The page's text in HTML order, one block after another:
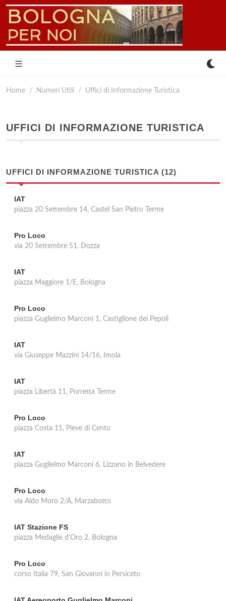
Home Numeri Utili Uffici di Informazione Turistica
UFFICI DI INFORMAZIONE TURISTICA
UFFICI DI INFORMAZIONE TURISTICA (12)
IAT
piazza 20 Settembre 14, Castel San Pietro Terme
Pro Loco
via 20 Settembre 51, Dozza
IAT
piazza Maggiore 1/E, Bologna
Pro Loco
piazza Guglielmo Marconi 1, Castiglione dei Pepoli
IAT
via Giuseppe Mazzini 14/16, Imola
IAT
piazza Libertà 11, Porretta Terme
Pro Loco
piazza Costa 11, Pieve di Cento
IAT
piazza Guglielmo Marconi 6, Lizzano in Belvedere
Pro Loco
via Aldo Moro 2/A, Marzabotto
IAT Stazione FS
piazza Medaglie d'Oro 2, Bologna
Pro Loco
corso Italia 79, San Giovanni in Persiceto